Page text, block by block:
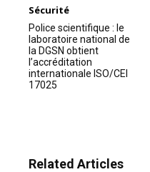
Sécurité
Police scientifique : le
laboratoire national de
la DGSN obtient
l’accréditation
internationale ISO/CEI
17025
Related Articles